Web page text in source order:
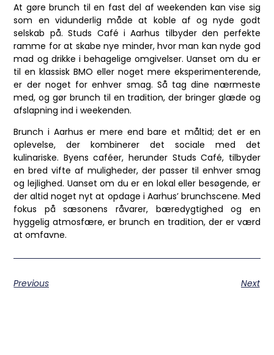
At gøre brunch til en fast del af weekenden kan vise sig
som en vidunderlig måde at koble af og nyde godt
selskab på. Studs Café i Aarhus tilbyder den perfekte
ramme for at skabe nye minder, hvor man kan nyde god
mad og drikke i behagelige omgivelser. Uanset om du er
til en klassisk BMO eller noget mere eksperimenterende,
er der noget for enhver smag. Så tag dine nærmeste
med, og gør brunch til en tradition, der bringer glæde og
afslapning ind i weekenden.
Brunch i Aarhus er mere end bare et måltid; det er en
oplevelse, der kombinerer det sociale med det
kulinariske. Byens caféer, herunder Studs Café, tilbyder
en bred vifte af muligheder, der passer til enhver smag
og lejlighed. Uanset om du er en lokal eller besøgende, er
der altid noget nyt at opdage i Aarhus’ brunchscene. Med
fokus på sæsonens råvarer, bæredygtighed og en
hyggelig atmosfære, er brunch en tradition, der er værd
at omfavne.
Previous Next